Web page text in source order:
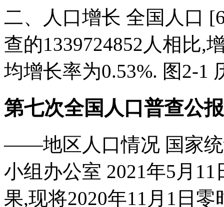
二、人口增长 全国人口
查的1339724852人相比,
均增长率为0.53%. 图2-1
第七次全国人口普查公
——地区人口情况 国家统
小组办公室 2021年5月
果,现将2020年11月1日零